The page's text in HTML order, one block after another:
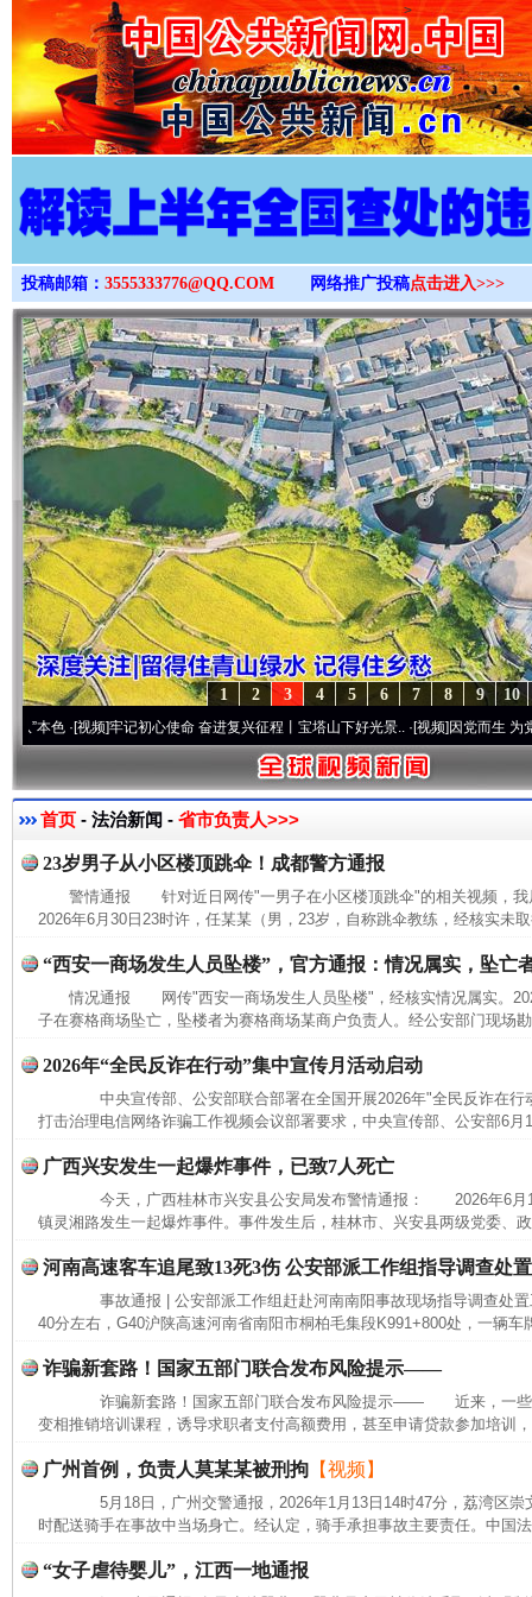
>
投稿邮箱： 3555333776@QQ.COM 网络推广投稿点击进入>>>
10
9
8
7
6
5
4
3
2
1
·[视频]牢记初心使命 奋进复兴征程丨宝塔山下好光景..·[视频]因党而生 为党而战
首页 - 法治新闻 - 省市负责人>>>
23岁男子从小区楼顶跳伞！成都警方通报
警情通报 针对近日网传"一男子在小区楼顶跳伞"的相关视频，
2026年6月30日23时许，任某某（男，23岁，自称跳伞教练，经核实未
“西安一商场发生人员坠楼”，官方通报：情况属实，坠亡
情况通报 网传"西安一商场发生人员坠楼"，经核实情况属实。
子在赛格商场坠亡，坠楼者为赛格商场某商户负责人。经公安部门现场
2026年“全民反诈在行动”集中宣传月活动启动
中央宣传部、公安部联合部署在全国开展2026年"全民反诈在
打击治理电信网络诈骗工作视频会议部署要求，中央宣传部、公安部6月
广西兴安发生一起爆炸事件，已致7人死亡
今天，广西桂林市兴安县公安局发布警情通报： 2026年6月
镇灵湘路发生一起爆炸事件。事件发生后，桂林市、兴安县两级党委、
河南高速客车追尾致13死3伤 公安部派工作组指导调查处
事故通报 | 公安部派工作组赶赴河南南阳事故现场指导调查处
40分左右，G40沪陕高速河南省南阳市桐柏毛集段K991+800处，一辆车
诈骗新套路！国家五部门联合发布风险提示——
诈骗新套路！国家五部门联合发布风险提示—— 近来，一些
变相推销培训课程，诱导求职者支付高额费用，甚至申请贷款参加培训
广州首例，负责人莫某某被刑拘 【视频】
5月18日，广州交警通报，2026年1月13日14时47分，荔湾区崇
时配送骑手在事故中当场身亡。经认定，骑手承担事故主要责任。中国
“女子虐待婴儿”，江西一地通报
完善运行机制助力责任有效落实